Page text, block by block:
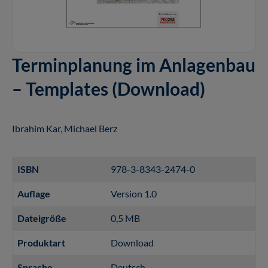
Terminplanung im Anlagenbau
– Templates (Download)
Ibrahim Kar, Michael Berz
ISBN 978-3-8343-2474-0
Auflage Version 1.0
Dateigröße 0,5 MB
Produktart Download